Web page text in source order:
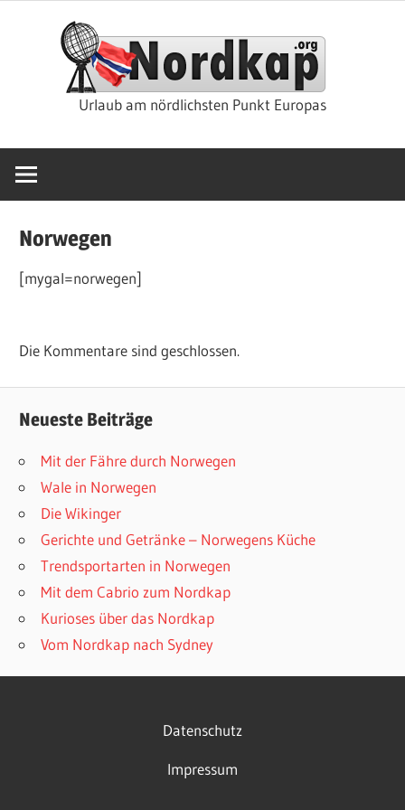
&
Urlaub am nördlichsten Punkt Europas
Norwegen
[mygal=norwegen]
Die Kommentare sind geschlossen.
Neueste Beiträge
Mit der Fähre durch Norwegen
Wale in Norwegen
Die Wikinger
Gerichte und Getränke – Norwegens Küche
Trendsportarten in Norwegen
Mit dem Cabrio zum Nordkap
Kurioses über das Nordkap
Vom Nordkap nach Sydney
Datenschutz
Impressum